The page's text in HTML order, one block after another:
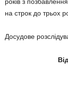
років з
на строк до трьох
Досудове